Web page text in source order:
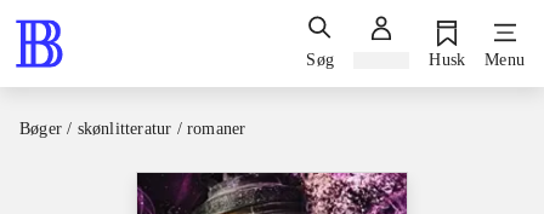
Søg Husk Menu
Bøger / skønlitteratur / romaner